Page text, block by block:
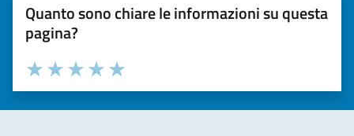
Quanto sono chiare le informazioni su questa
pagina?
Valuta la chiarezza delle informazioni (da 1 a 5 stelle)
Seleziona il numero di stelle per valutare la chiarezza delle
Valuta 5 stelle su 5
Valuta 4 stelle su 5
Valuta 3 stelle su 5
Valuta 2 stelle su 5
Valuta 1 stelle su 5